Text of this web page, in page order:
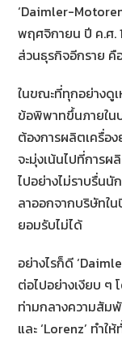
‘Daimler-
พฤศจิกายน ปี ค.ศ.
ส่วนธุรกิจอีกราย คื
ในขณะที่ทุกอย่างดู
ข้อพิพาทขึ้นภายใน
ต้องการผลิตเครื่อ
จะมุ่งเน้นไปที่การ
ไปอย่างไม่ราบรื่นนั
ลาออกจากบริษัทใ
ยอมรับไม่ได้
อย่างไรก็ดี
ต่อไปอย่างเงียบ ๆ
ท่ามกลางความสัม
และ ‘Lorenz’ ทำ